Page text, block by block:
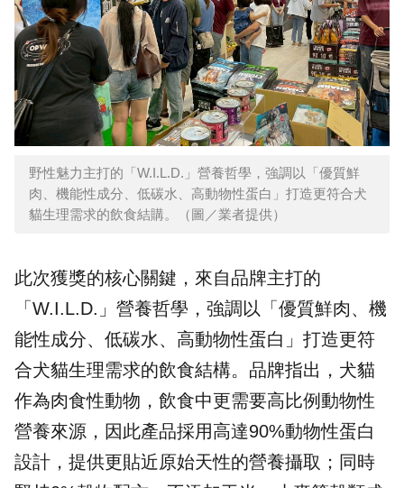
野性魅力主打的「W.I.L.D.」營養哲學，強調以「優質鮮
肉、機能性成分、低碳水、高動物性蛋白」打造更符合犬
貓生理需求的飲食結購。（圖／業者提供）
此次獲獎的核心關鍵，來自品牌主打的
「W.I.L.D.」營養哲學，強調以「優質鮮肉、機
能性成分、低碳水、高動物性蛋白」打造更符
合犬貓生理需求的飲食結構。品牌指出，犬貓
作為肉食性動物，飲食中更需要高比例動物性
營養來源，因此產品採用高達90%動物性蛋白
設計，提供更貼近原始天性的營養攝取；同時